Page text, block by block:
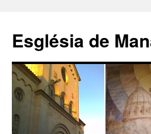
contenido
Església de